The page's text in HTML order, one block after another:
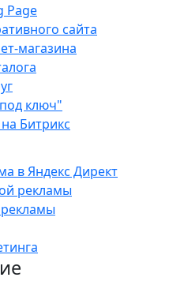
Page
сайта
магазина
ключ"
Битрикс
в Яндекс Директ
рекламы